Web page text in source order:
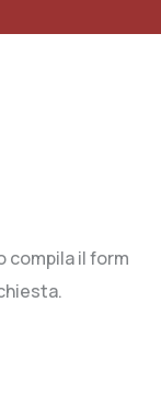
compila il form